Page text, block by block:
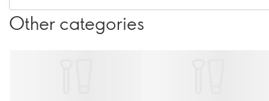
Charpentier, respondeu às suas perguntas mais
prementes sobre Novage+!
Other categories